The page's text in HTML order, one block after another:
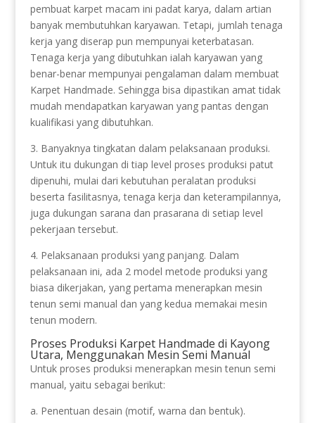
pembuat karpet macam ini padat karya, dalam artian
banyak membutuhkan karyawan. Tetapi, jumlah tenaga
kerja yang diserap pun mempunyai keterbatasan.
Tenaga kerja yang dibutuhkan ialah karyawan yang
benar-benar mempunyai pengalaman dalam membuat
Karpet Handmade. Sehingga bisa dipastikan amat tidak
mudah mendapatkan karyawan yang pantas dengan
kualifikasi yang dibutuhkan.
3. Banyaknya tingkatan dalam pelaksanaan produksi.
Untuk itu dukungan di tiap level proses produksi patut
dipenuhi, mulai dari kebutuhan peralatan produksi
beserta fasilitasnya, tenaga kerja dan keterampilannya,
juga dukungan sarana dan prasarana di setiap level
pekerjaan tersebut.
4. Pelaksanaan produksi yang panjang. Dalam
pelaksanaan ini, ada 2 model metode produksi yang
biasa dikerjakan, yang pertama menerapkan mesin
tenun semi manual dan yang kedua memakai mesin
tenun modern.
Proses Produksi Karpet Handmade di Kayong
Utara, Menggunakan Mesin Semi Manual
Untuk proses produksi menerapkan mesin tenun semi
manual, yaitu sebagai berikut:
a. Penentuan desain (motif, warna dan bentuk).